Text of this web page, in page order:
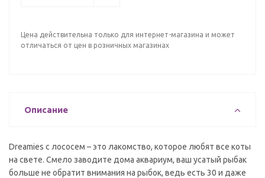
Цена действительна только для интернет-магазина и может
отличаться от цен в розничных магазинах
Описание
Dreamies с лососем – это лакомство, которое любят все коты
на свете. Смело заводите дома аквариум, ваш усатый рыбак
больше не обратит внимания на рыбок, ведь есть 30 и даже